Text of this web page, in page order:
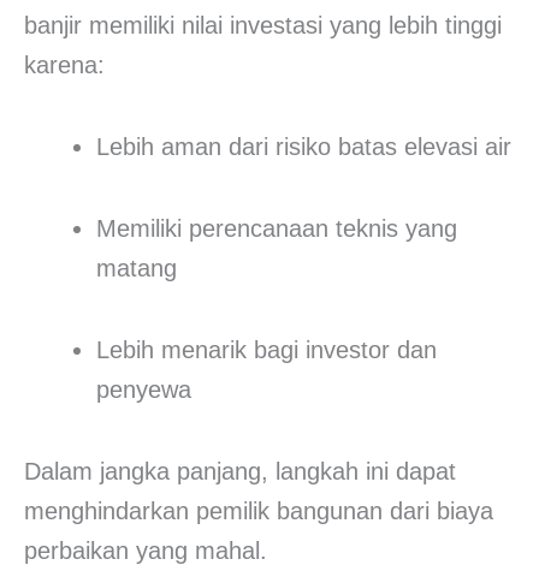
banjir memiliki nilai investasi yang lebih tinggi
karena:
Lebih aman dari risiko batas elevasi air
Memiliki perencanaan teknis yang
matang
Lebih menarik bagi investor dan
penyewa
Dalam jangka panjang, langkah ini dapat
menghindarkan pemilik bangunan dari biaya
perbaikan yang mahal.